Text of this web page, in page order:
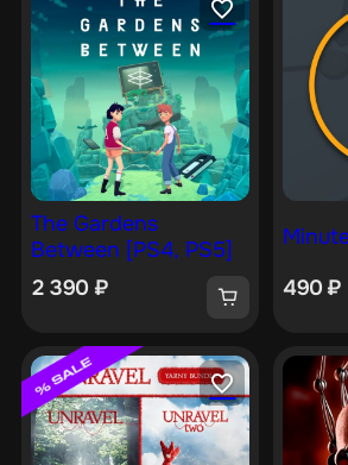
The Gardens
Between [PS4, PS5]
2 390 ₽
490₽